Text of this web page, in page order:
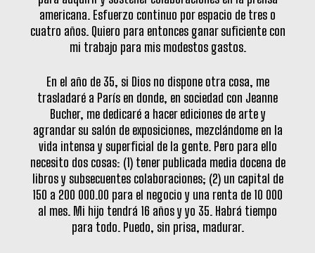
americana. Esfuerzo continuo por espacio de tres o
cuatro años. Quiero para entonces ganar suficiente con
mi trabajo para mis modestos gastos.
En el año de 35, si Dios no dispone otra cosa, me
trasladaré a París en donde, en sociedad con Jeanne
Bucher, me dedicaré a hacer ediciones de arte y
agrandar su salón de exposiciones, mezclándome en la
vida intensa y superficial de la gente. Pero para ello
necesito dos cosas: (1) tener publicada media docena de
libros y subsecuentes colaboraciones; (2) un capital de
150 a 200 000.00 para el negocio y una renta de 10 000
al mes. Mi hijo tendrá 16 años y yo 35. Habrá tiempo
para todo. Puedo, sin prisa, madurar.